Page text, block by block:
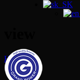
Homeview